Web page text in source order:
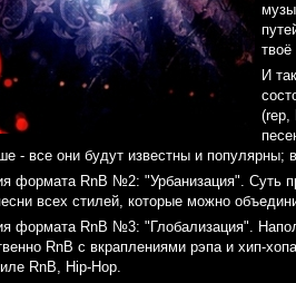
И
(rep,
- все они будут известны и
формата RnB №2: "Урбанизация". Суть
всех стилей, которые можно
формата RnB №3: "Глобализация".
RnB с вкраплениями рэпа и хип-
RnB, Hip-Hop.